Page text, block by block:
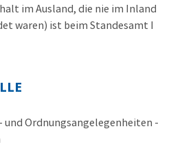
im Ausland, die nie im Inland
waren) ist beim Standesamt I
und Ordnungsangelegenheiten -